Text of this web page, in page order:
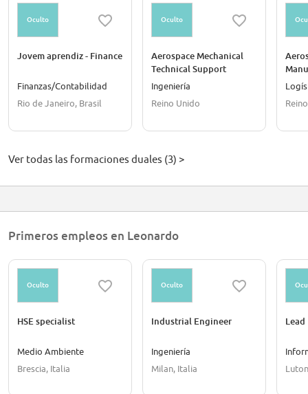
Oculto
Jovem aprendiz - Finance
Finanzas/Contabilidad
Rio de Janeiro, Brasil
Oculto
Aerospace Mechanical
Technical Support
Apprentice (Level 3)
Ingeniería
Reino Unido
Ver todas las formaciones duales (3) >
Primeros empleos en Leonardo
Oculto
HSE specialist
Medio Ambiente
Brescia, Italia
Oculto
Industrial Engineer
Ingeniería
Milan, Italia